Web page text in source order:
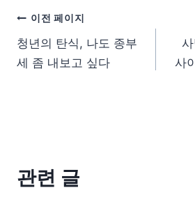
이전 페이지
청년의 탄식, 나도 종부
세 좀 내보고 싶다
사
관련 글